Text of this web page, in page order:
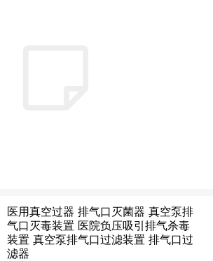
医用真空过器 排气口灭菌器 真空泵排
气口灭毒装置 医院负压吸引排气杀毒
装置 真空泵排气口过滤装置 排气口过
滤器